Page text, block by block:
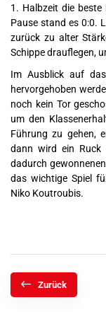
1. Halbzeit die
Pause stand es 0:0.
zurück zu alter
Schippe drauflegen,
Im Ausblick auf
hervorgehoben
noch kein Tor
um den
Führung zu gehen,
dann wird ein
dadurch
das wichtige Spiel
Niko Koutroubis.
Zurück